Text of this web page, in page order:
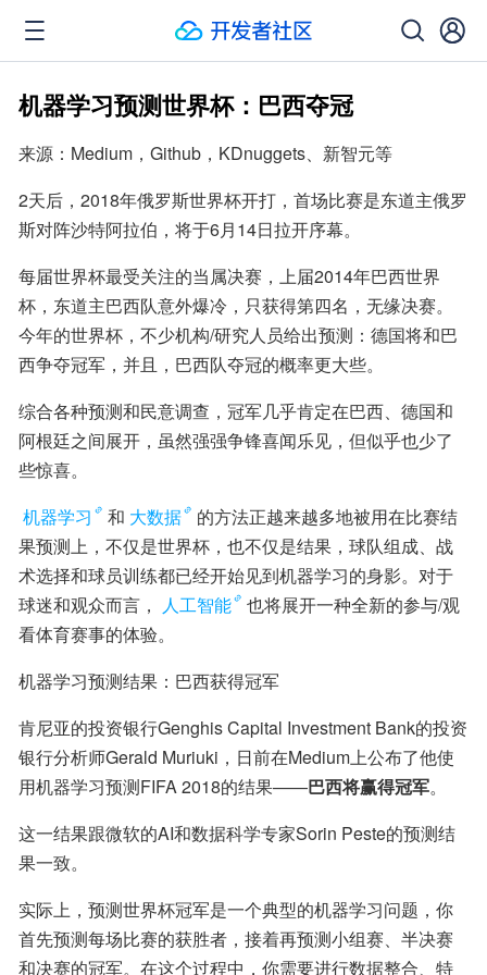
机器学习预测世界杯：巴西夺冠
来源：Medium，Github，KDnuggets、新智元等
2天后，2018年俄罗斯世界杯开打，首场比赛是东道主俄罗
斯对阵沙特阿拉伯，将于6月14日拉开序幕。
每届世界杯最受关注的当属决赛，上届2014年巴西世界
杯，东道主巴西队意外爆冷，只获得第四名，无缘决赛。
今年的世界杯，不少机构/研究人员给出预测：德国将和巴
西争夺冠军，并且，巴西队夺冠的概率更大些。
综合各种预测和民意调查，冠军几乎肯定在巴西、德国和
阿根廷之间展开，虽然强强争锋喜闻乐见，但似乎也少了
些惊喜。
机器学习
和 大数据
的方法正越来越多地被用在比赛结
果预测上，不仅是世界杯，也不仅是结果，球队组成、战
术选择和球员训练都已经开始见到机器学习的身影。对于
球迷和观众而言， 人工智能
也将展开一种全新的参与/观
看体育赛事的体验。
机器学习预测结果：巴西获得冠军
肯尼亚的投资银行Genghis Capital Investment Bank的投资
银行分析师Gerald Muriuki，日前在Medium上公布了他使
用机器学习预测FIFA 2018的结果——巴西将赢得冠军。
这一结果跟微软的AI和数据科学专家Sorin Peste的预测结
果一致。
实际上，预测世界杯冠军是一个典型的机器学习问题，你
首先预测每场比赛的获胜者，接着再预测小组赛、半决赛
和决赛的冠军。在这个过程中，你需要进行数据整合、特